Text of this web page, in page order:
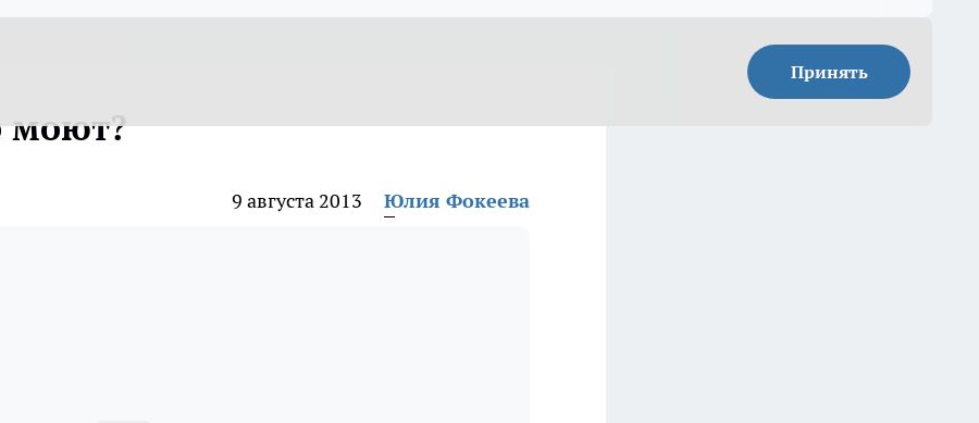
Принять
моют?
9 августа 2013 Юлия Фокеева